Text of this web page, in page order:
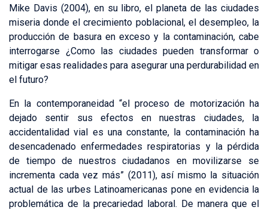
Mike Davis (2004), en su libro, el planeta de las ciudades
miseria donde el crecimiento poblacional, el desempleo, la
producción de basura en exceso y la contaminación, cabe
interrogarse ¿Como las ciudades pueden transformar o
mitigar esas realidades para asegurar una perdurabilidad en
el futuro?
En la contemporaneidad “el proceso de motorización ha
dejado sentir sus efectos en nuestras ciudades, la
accidentalidad vial es una constante, la contaminación ha
desencadenado enfermedades respiratorias y la pérdida
de tiempo de nuestros ciudadanos en movilizarse se
incrementa cada vez más” (2011), así mismo la situación
actual de las urbes Latinoamericanas pone en evidencia la
problemática de la precariedad laboral. De manera que el